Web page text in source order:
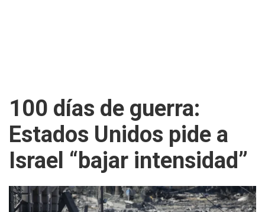
100 días de guerra:
Estados Unidos pide a
Israel “bajar intensidad”